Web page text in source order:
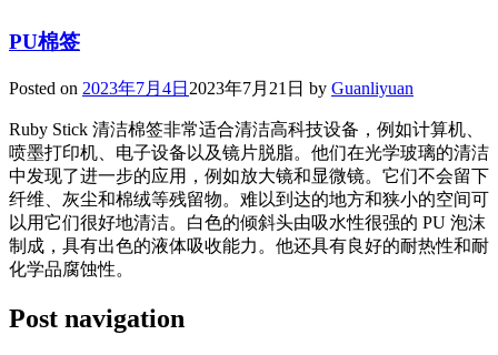
PU棉签
Posted on 2023年7月4日 2023年7月21日 by Guanliyuan
Ruby Stick 清洁棉签非常适合清洁高科技设备，例如计算机、
喷墨打印机、电子设备以及镜片脱脂。他们在光学玻璃的清洁
中发现了进一步的应用，例如放大镜和显微镜。它们不会留下
纤维、灰尘和棉绒等残留物。难以到达的地方和狭小的空间可
以用它们很好地清洁。白色的倾斜头由吸水性很强的 PU 泡沫
制成，具有出色的液体吸收能力。他还具有良好的耐热性和耐
化学品腐蚀性。
Post navigation